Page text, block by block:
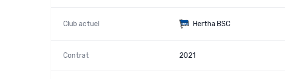
Club actuel Hertha BSC
Contrat 2021